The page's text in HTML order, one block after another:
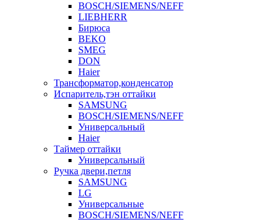
BOSCH/SIEMENS/NEFF
LIEBHERR
Бирюса
BEKO
SMEG
DON
Haier
Трансформатор,конденсатор
Испаритель,тэн оттайки
SAMSUNG
BOSCH/SIEMENS/NEFF
Универсальный
Haier
Таймер оттайки
Универсальный
Ручка двери,петля
SAMSUNG
LG
Универсальные
BOSCH/SIEMENS/NEFF